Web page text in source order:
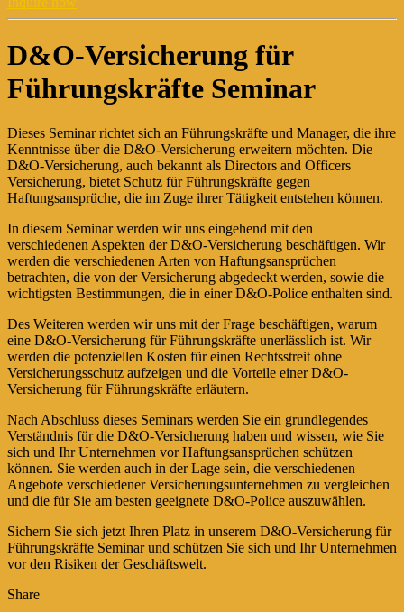
D&O-Versicherung für
Führungskräfte Seminar
Dieses Seminar richtet sich an Führungskräfte und Manager, die ihre
Kenntnisse über die D&O-Versicherung erweitern möchten. Die
D&O-Versicherung, auch bekannt als Directors and Officers
Versicherung, bietet Schutz für Führungskräfte gegen
Haftungsansprüche, die im Zuge ihrer Tätigkeit entstehen können.
In diesem Seminar werden wir uns eingehend mit den
verschiedenen Aspekten der D&O-Versicherung beschäftigen. Wir
werden die verschiedenen Arten von Haftungsansprüchen
betrachten, die von der Versicherung abgedeckt werden, sowie die
wichtigsten Bestimmungen, die in einer D&O-Police enthalten sind.
Des Weiteren werden wir uns mit der Frage beschäftigen, warum
eine D&O-Versicherung für Führungskräfte unerlässlich ist. Wir
werden die potenziellen Kosten für einen Rechtsstreit ohne
Versicherungsschutz aufzeigen und die Vorteile einer D&O-
Versicherung für Führungskräfte erläutern.
Nach Abschluss dieses Seminars werden Sie ein grundlegendes
Verständnis für die D&O-Versicherung haben und wissen, wie Sie
sich und Ihr Unternehmen vor Haftungsansprüchen schützen
können. Sie werden auch in der Lage sein, die verschiedenen
Angebote verschiedener Versicherungsunternehmen zu vergleichen
und die für Sie am besten geeignete D&O-Police auszuwählen.
Sichern Sie sich jetzt Ihren Platz in unserem D&O-Versicherung für
Führungskräfte Seminar und schützen Sie sich und Ihr Unternehmen
vor den Risiken der Geschäftswelt.
Share